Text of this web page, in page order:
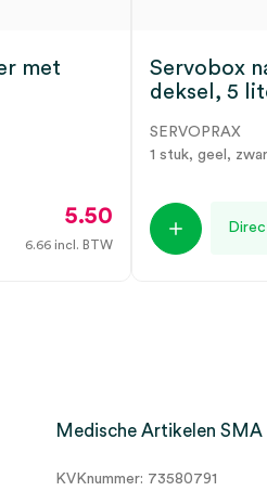
met
5.50
6.66 incl. BTW
Servobox
deksel, 5
SERVOPRAX
1 stuk, geel,
Medische Artikelen SMA
KVKnummer: 73580791